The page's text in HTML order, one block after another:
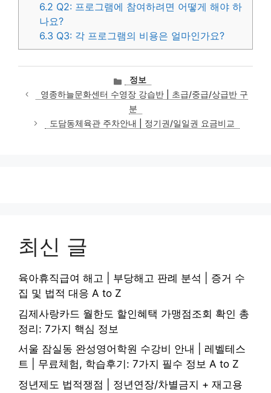
6.2 Q2: 프로그램에 참여하려면 어떻게 해야 하
나요?
6.3 Q3: 각 프로그램의 비용은 얼마인가요?
카
테
고
리
정보
영종하늘문화센터 수영장 강습반 | 초급/중급/상급반 구
분
도담동체육관 주차안내 | 정기권/일일권 요금비교
최신 글
육아휴직급여 해고 | 부당해고 판례 분석 | 증거 수
집 및 법적 대응 A to Z
김제사랑카드 월한도 할인혜택 가맹점조회 확인 총
정리: 7가지 핵심 정보
서울 잠실동 완성영어학원 수강비 안내 | 레벨테스
트 | 무료체험, 학습후기: 7가지 필수 정보 A to Z
정년제도 법적쟁점 | 정년연장/차별금지 + 재고용